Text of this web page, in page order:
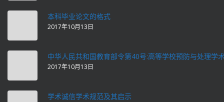
本科毕业论文的格式
2017年10月13日
中华人民共和国教育部令第40号:高等学校预防与处理学
2017年10月13日
学术诚信学术规范及其启示